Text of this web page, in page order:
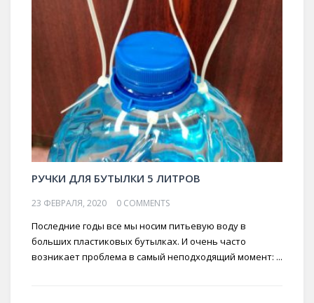
РУЧКИ ДЛЯ БУТЫЛКИ 5 ЛИТРОВ
23 ФЕВРАЛЯ, 2020 0 COMMENTS
Последние годы все мы носим питьевую воду в
больших пластиковых бутылках. И очень часто
возникает проблема в самый неподходящий момент: ...